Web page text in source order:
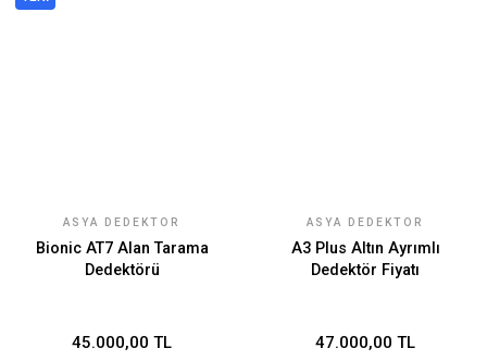
ASYA DEDEKTÖR
Bionic AT7 Alan Tarama
Dedektörü
45.000,00 TL
ASYA DEDEKTÖR
A3 Plus Altın Ayrımlı
Dedektör Fiyatı
47.000,00 TL